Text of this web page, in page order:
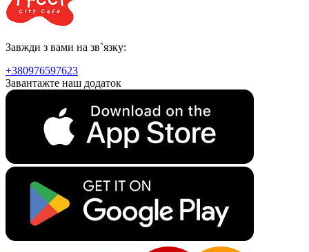
Завжди з вами на зв`язку:
+380976597623
Завантажте наш додаток